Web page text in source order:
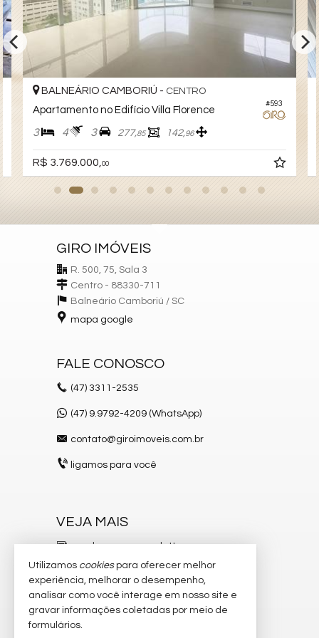
Características do Imóvel
Área de Serviço
Sala de Estar
Sala de Jantar
Cozinha
Hidromassagem
Closet
Suíte Master
Churrasqueira
Características do Empreendimento
Sala de Jogos
Salão de Festas
Piscina
Brinquedoteca
#593
BALNEÁRIO CAMBORIÚ - CENTRO
Apartamento no Edifício Villa Florence
3 4 3 277,85 142,96
R$ 3.769.000,00
GIRO IMÓVEIS
R. 500, 75, Sala 3
Centro - 88330-711
Balneário Camboriú / SC
mapa google
FALE CONOSCO
(47) 3311-2535
(47) 9.9792-4209 (WhatsApp)
contato@giroimoveis.com.br
ligamos para você
VEJA MAIS
receba nosso newsletter
indicadores financeiros
cadastre seu imóvel
imóveis favoritos
Utilizamos cookiespara oferecer melhor
experiência, melhorar o desempenho,
analisar como você interage em nosso site e
gravar informações coletadas por meio de
formulários.